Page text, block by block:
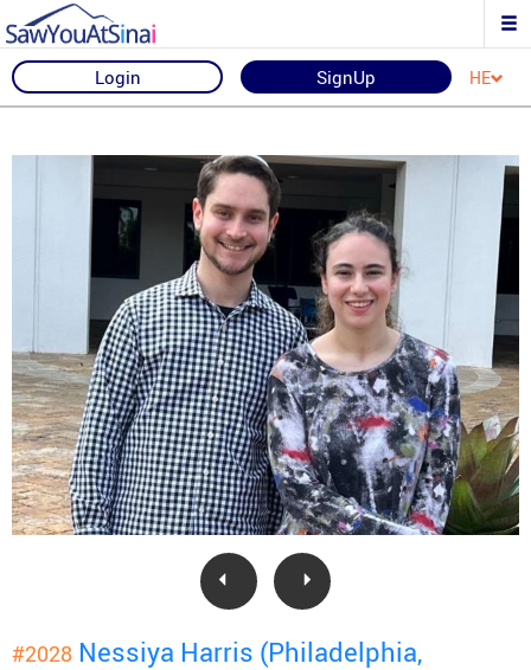
Login SignUp HE
#2028 Nessiya Harris (Philadelphia,